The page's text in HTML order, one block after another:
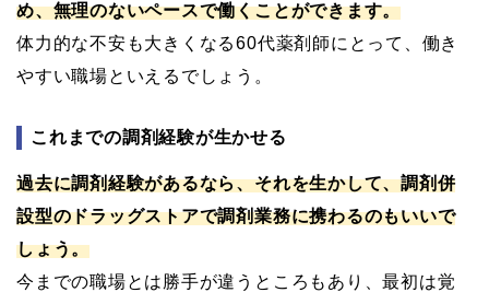
め、無理のないペースで働くことができます。
体力的な不安も大きくなる60代薬剤師にとって、働き
やすい職場といえるでしょう。
これまでの調剤経験が生かせる
過去に調剤経験があるなら、それを生かして、調剤併
設型のドラッグストアで調剤業務に携わるのもいいで
しょう。
今までの職場とは勝手が違うところもあり、最初は覚